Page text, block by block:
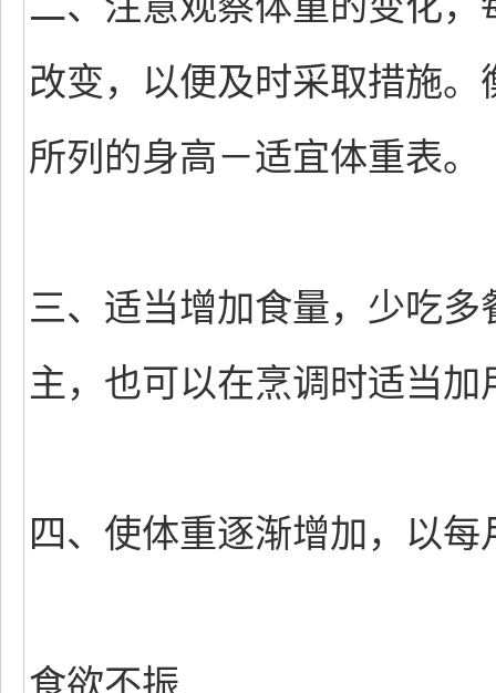
改变，以便及时采取措施
所列的身高－适宜体重表。
三、适当增加食量，少吃
主，也可以在烹调时适当加
四、使体重逐渐增加，以
食欲不振